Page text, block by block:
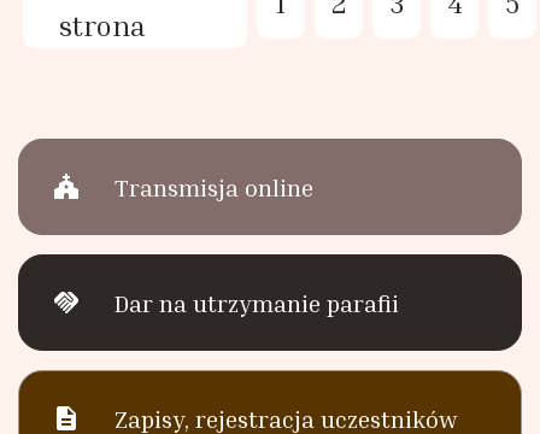
church Transmisja online
handshake Dar na utrzymanie parafii
description Zapisy, rejestracja uczestników
strona